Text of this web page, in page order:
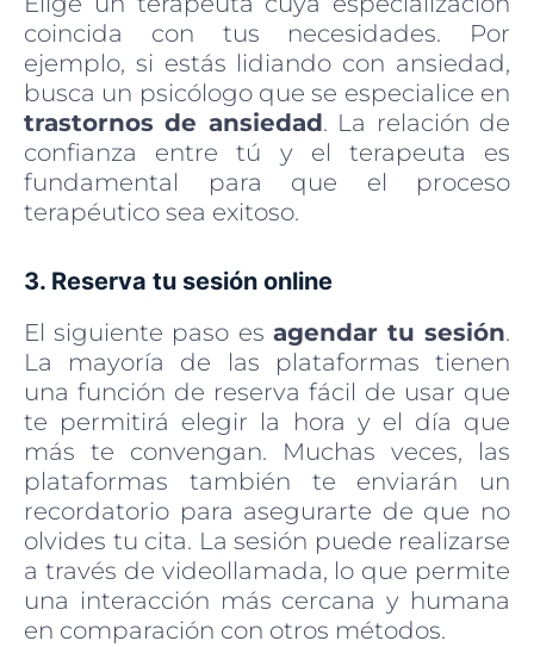
coincida con tus necesidades. Por
ejemplo, si estás lidiando con ansiedad,
busca un psicólogo que se especialice en
trastornos de ansiedad. La relación de
confianza entre tú y el terapeuta es
fundamental para que el proceso
terapéutico sea exitoso.
3. Reserva tu sesión online
El siguiente paso es agendar tu sesión.
La mayoría de las plataformas tienen
una función de reserva fácil de usar que
te permitirá elegir la hora y el día que
más te convengan. Muchas veces, las
plataformas también te enviarán un
recordatorio para asegurarte de que no
olvides tu cita. La sesión puede realizarse
a través de videollamada, lo que permite
una interacción más cercana y humana
en comparación con otros métodos.